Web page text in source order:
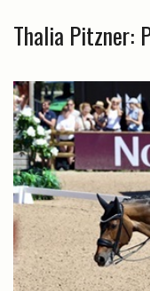
Thalia Pitzner: